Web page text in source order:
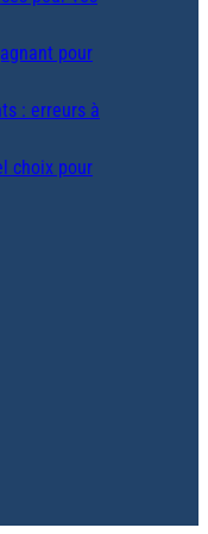
pour
: erreurs à
choix pour